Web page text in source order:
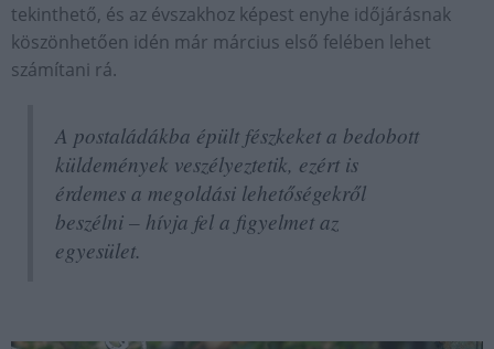
tekinthető, és az évszakhoz képest enyhe időjárásnak
köszönhetően idén már március első felében lehet
számítani rá.
A postaládákba épült fészkeket a bedobott
küldemények veszélyeztetik, ezért is
érdemes a megoldási lehetőségekről
beszélni – hívja fel a figyelmet az
egyesület.